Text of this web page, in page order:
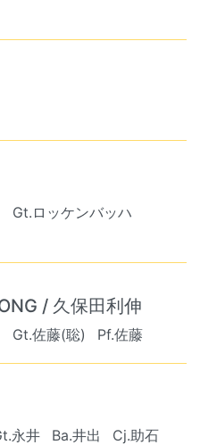
Gt.ロッケンバッハ
/ 久保田利伸
Gt.佐藤(聡) Pf.佐藤
永井 Ba.井出 Cj.助石